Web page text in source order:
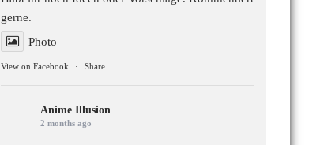
gerne.
Photo
View on Facebook · Share
Anime Illusion
2 months ago